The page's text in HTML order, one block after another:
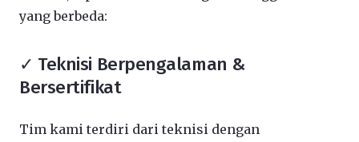
yang berbeda:
✓ Teknisi Berpengalaman &
Bersertifikat
Tim kami terdiri dari teknisi dengan